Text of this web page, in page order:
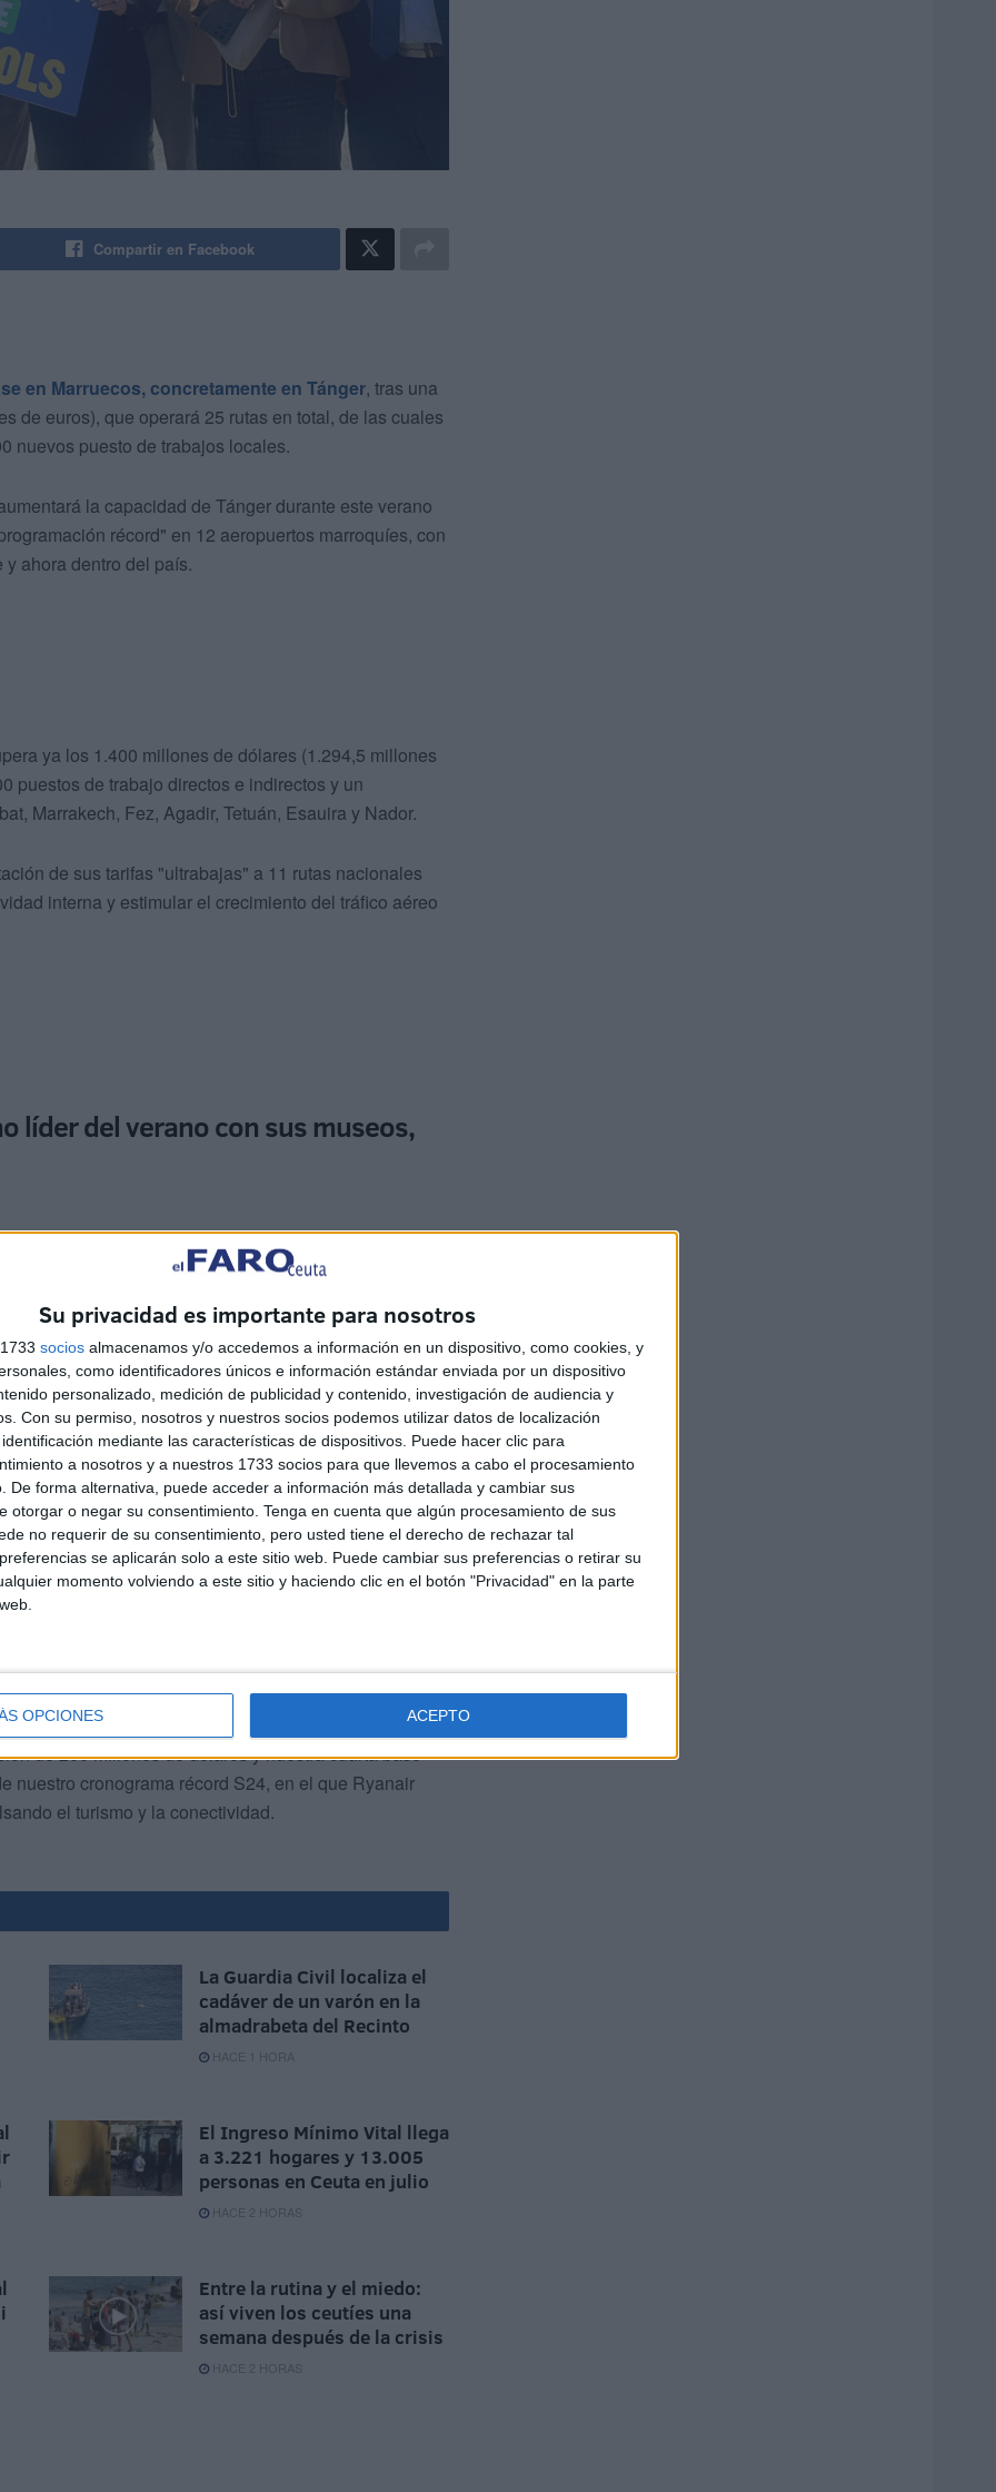
Su privacidad es importante para nosotros
socios almacenamos y/o accedemos a información en un dispositivo, como cookies, y
como identificadores únicos e información estándar enviada por un dispositivo
personalizado, medición de publicidad y contenido, investigación de audiencia y
Con su permiso, nosotros y nuestros socios podemos utilizar datos de localización
mediante las características de dispositivos. Puede hacer clic para
a nosotros y a nuestros 1733 socios para que llevemos a cabo el procesamiento
De forma alternativa, puede acceder a información más detallada y cambiar sus
otorgar o negar su consentimiento. Tenga en cuenta que algún procesamiento de sus
no requerir de su consentimiento, pero usted tiene el derecho de rechazar tal
se aplicarán solo a este sitio web. Puede cambiar sus preferencias o retirar su
momento volviendo a este sitio y haciendo clic en el botón "Privacidad" en la parte
OPCIONES ACEPTO
Compartir en Facebook
en Marruecos, concretamente en Tánger, tras una
de euros), que operará 25 rutas en total, de las cuales
nuevos puesto de trabajos locales.
la capacidad de Tánger durante este verano
récord" en 12 aeropuertos marroquíes, con
ahora dentro del país.
ya los 1.400 millones de dólares (1.294,5 millones
puestos de trabajo directos e indirectos y un
Marrakech, Fez, Agadir, Tetuán, Esauira y Nador.
de sus tarifas "ultrabajas" a 11 rutas nacionales
interna y estimular el crecimiento del tráfico aéreo
líder del verano con sus museos,
así como la conectividad regional e
líder de verano con sus museos, medina, zoco y
la aerolínea, Eddie Wilson.
apertura de la nueva base de Ryanair en Tánger
turístico y económico. "Esta ampliación refuerza
ha añadido.
“Estamos encantados de lanzar oficialmente nuestra
de 200 millones de dólares y nuestra cuarta base
nuestro cronograma récord S24, en el que Ryanair
el turismo y la conectividad.
La Guardia Civil localiza el
cadáver de un varón en la
almadrabeta del Recinto
HACE 1 HORA
El Ingreso Mínimo Vital llega
a 3.221 hogares y 13.005
personas en Ceuta en julio
HACE 2 HORAS
Entre la rutina y el miedo:
así viven los ceutíes una
semana después de la crisis
HACE 2 HORAS